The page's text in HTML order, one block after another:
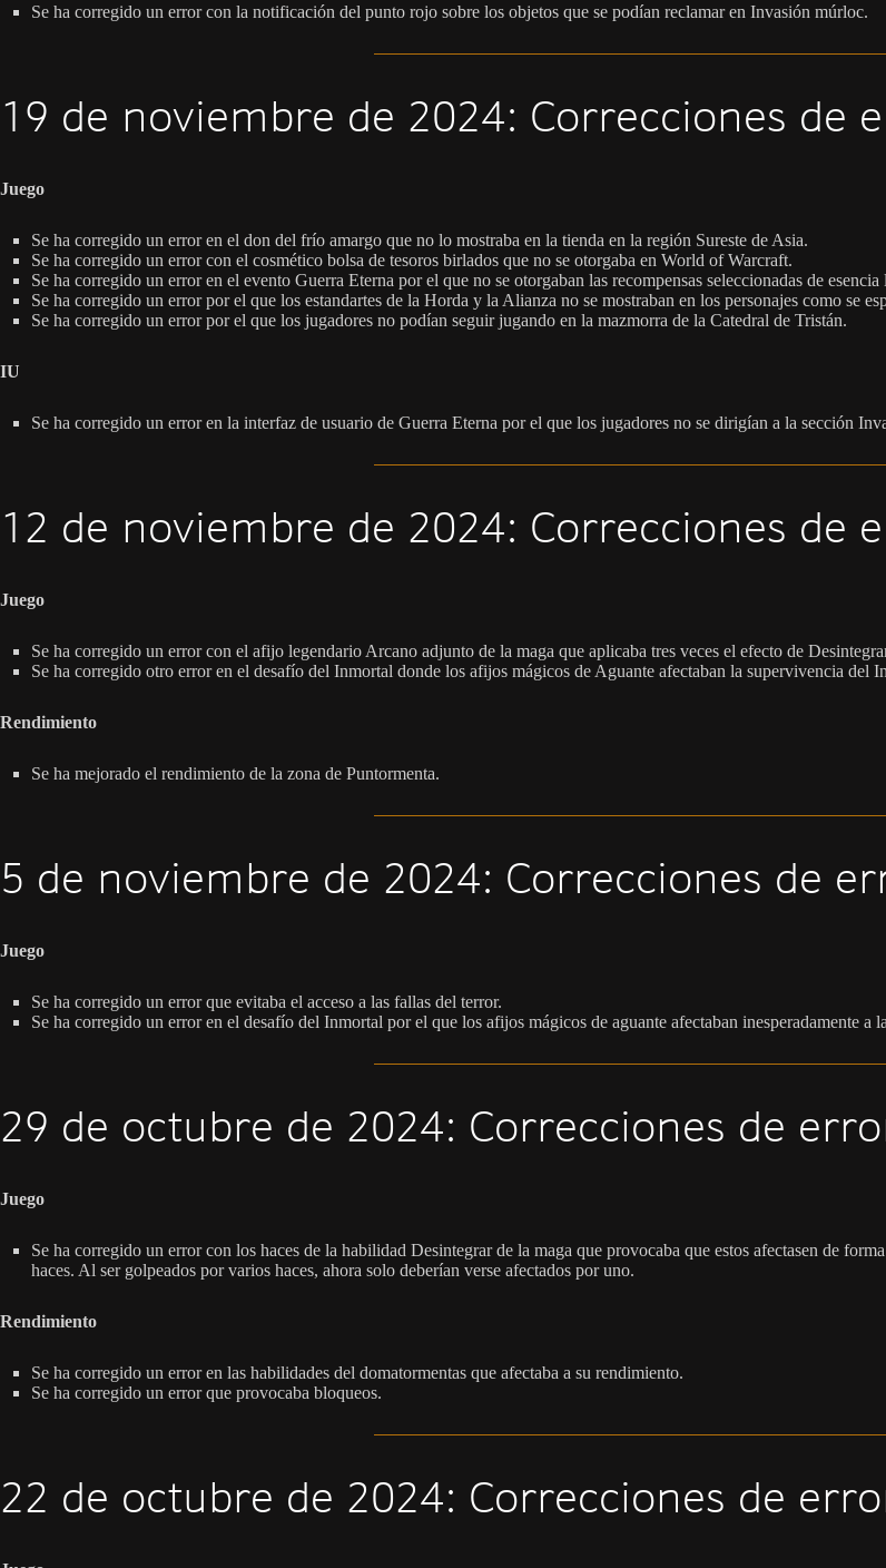
Se ha corregido un error con la notificación del punto rojo sobre los objetos que se podían reclamar en Invasión múrloc.
19 de noviembre de 2024: Correcciones de
Juego
Se ha corregido un error en el don del frío amargo que no lo mostraba en la tienda en la región Sureste de Asia.
Se ha corregido un error con el cosmético bolsa de tesoros birlados que no se otorgaba en World of Warcraft.
Se ha corregido un error en el evento Guerra Eterna por el que no se otorgaban las recompensas seleccionadas de esencia
Se ha corregido un error por el que los estandartes de la Horda y la Alianza no se mostraban en los personajes como se
Se ha corregido un error por el que los jugadores no podían seguir jugando en la mazmorra de la Catedral de Tristán.
IU
Se ha corregido un error en la interfaz de usuario de Guerra Eterna por el que los jugadores no se dirigían a la sección
12 de noviembre de 2024: Correcciones de
Juego
Se ha corregido un error con el afijo legendario Arcano adjunto de la maga que aplicaba tres veces el efecto de
Se ha corregido otro error en el desafío del Inmortal donde los afijos mágicos de Aguante afectaban la supervivencia del
Rendimiento
Se ha mejorado el rendimiento de la zona de Puntormenta.
5 de noviembre de 2024: Correcciones de
Juego
Se ha corregido un error que evitaba el acceso a las fallas del terror.
Se ha corregido un error en el desafío del Inmortal por el que los afijos mágicos de aguante afectaban inesperadamente a
29 de octubre de 2024: Correcciones de
Juego
Se ha corregido un error con los haces de la habilidad Desintegrar de la maga que provocaba que estos afectasen de
haces. Al ser golpeados por varios haces, ahora solo deberían verse afectados por uno.
Rendimiento
Se ha corregido un error en las habilidades del domatormentas que afectaba a su rendimiento.
Se ha corregido un error que provocaba bloqueos.
22 de octubre de 2024: Correcciones de